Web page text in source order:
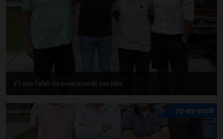
F1 aan Tafel: De meerwaarde van Max
27-07-2026